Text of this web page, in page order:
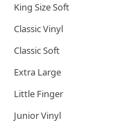
King Size Soft
Classic Vinyl
Classic Soft
Extra Large
Little Finger
Junior Vinyl